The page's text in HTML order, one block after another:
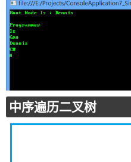
中序遍历二叉树